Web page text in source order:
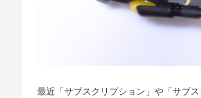
最近「サブスクリプション」や「サブ